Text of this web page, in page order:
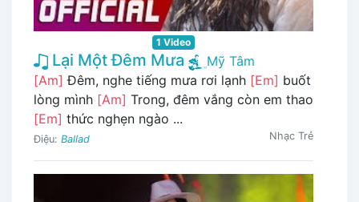
1 Video
Lại Một Đêm Mưa
Mỹ Tâm
[Am] Đêm, nghe tiếng mưa rơi lạnh [Em] buốt
lòng mình [Am] Trong, đêm vắng còn em thao
[Em] thức nghẹn ngào ...
Điệu: Ballad Nhạc Trẻ